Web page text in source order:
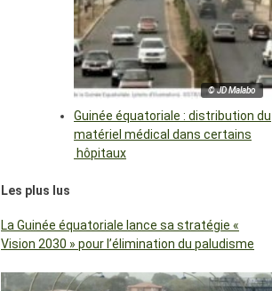
© JD Malabo
Guinée équatoriale : distribution du
matériel médical dans certains
hôpitaux
Les plus lus
La Guinée équatoriale lance sa stratégie «
Vision 2030 » pour l’élimination du paludisme